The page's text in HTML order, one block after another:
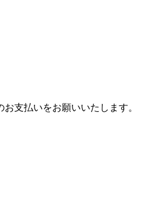
支払いをお願いいたします。